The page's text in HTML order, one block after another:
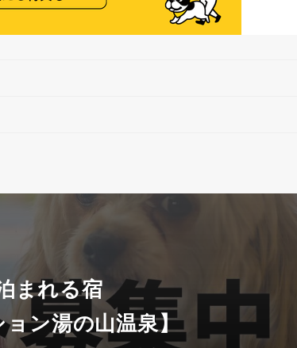
まれる宿
ン湯の山温泉】